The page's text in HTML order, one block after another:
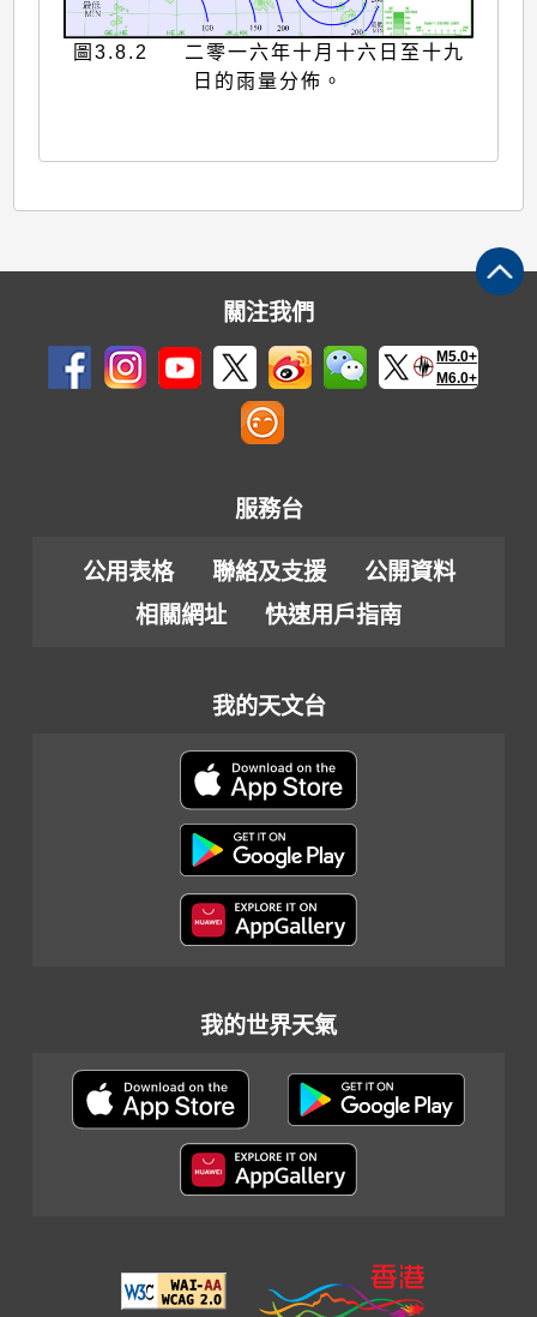
圖3.8.2 二零一六年十月十六日至十九
日的雨量分佈。
關注我們
M5.0+
M6.0+
服務台
公用表格 聯絡及支援
公開資料
相關網址
快速用戶指南
我的天文台
我的世界天氣